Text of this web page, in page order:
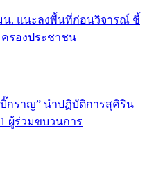
มน. แนะลงพื้นที่ก่อนวิจารณ์ ชี้
รองประชาชน
บิ๊กราญ” นำปฏิบัติการสุคิริน
ผู้ร่วมขบวนการ